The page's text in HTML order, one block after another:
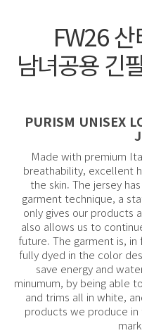
FW26
남녀공용 긴
PURISM UNISEX
Made with premium
breathability, excellent
the skin. The jersey
garment technique, a
only gives our products
also allows us to
future. The garment is,
fully dyed in the color
save energy and
minumum, by being able
and trims all in white,
products we produce